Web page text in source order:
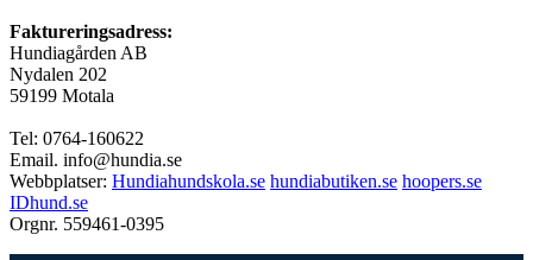
Faktureringsadress:
Hundiagården AB
Nydalen 202
59199 Motala
Tel: 0764-160622
Email. info@hundia.se
Webbplatser: Hundiahundskola.se hundiabutiken.se hoopers.se
IDhund.se
Orgnr. 559461-0395